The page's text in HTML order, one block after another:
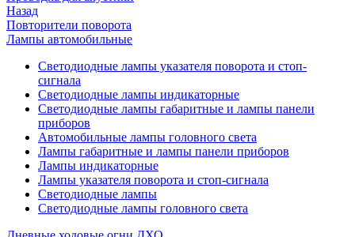
Назад
Повторители поворота
Лампы автомобильные
Светодиодные лампы указателя поворота и стоп-
сигнала
Светодиодные лампы индикаторные
Светодиодные лампы габаритные и лампы панели
приборов
Автомобильные лампы головного света
Лампы габаритные и лампы панели приборов
Лампы индикаторные
Лампы указателя поворота и стоп-сигнала
Светодиодные лампы
Светодиодные лампы головного света